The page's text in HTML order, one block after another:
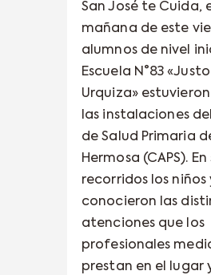
San José te Cuida,
mañana de este
alumnos de nivel
Escuela N°83
Urquiza»
las instalaciones
de Salud Primaria
Hermosa (CAPS). En
recorridos los niños
conocieron las
atenciones que los
profesionales
prestan en el lugar